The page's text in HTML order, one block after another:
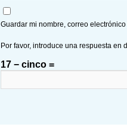
Guardar mi nombre, correo
Por favor, introduce una respuesta en
17 − cinco =